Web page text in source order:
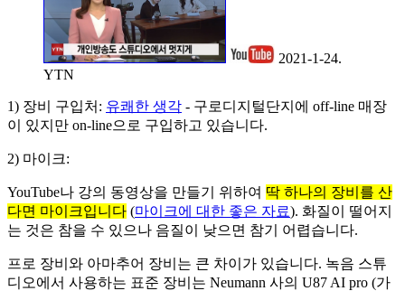
2021-1-24.
YTN
1) 장비 구입처: 유쾌한 생각 - 구로디지털단지에 off-line 매장
이 있지만 on-line으로 구입하고 있습니다.
2) 마이크:
YouTube나 강의 동영상을 만들기 위하여 딱 하나의 장비를 산
다면 마이크입니다 (마이크에 대한 좋은 자료). 화질이 떨어지
는 것은 참을 수 있으나 음질이 낮으면 참기 어렵습니다.
프로 장비와 아마추어 장비는 큰 차이가 있습니다. 녹음 스튜
디오에서 사용하는 표준 장비는 Neumann 사의 U87 AI pro (가